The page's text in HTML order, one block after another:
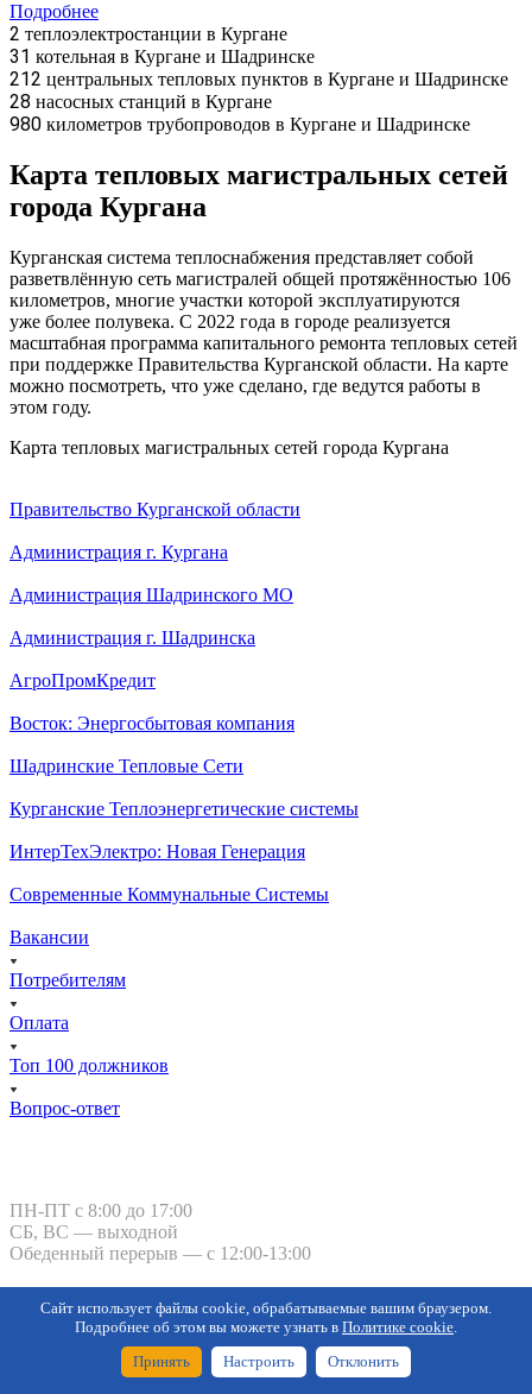
Подробнее
2 теплоэлектростанции в Кургане
31 котельная в Кургане и Шадринске
212 центральных тепловых пунктов в Кургане и Шадринске
28 насосных станций в Кургане
980 километров трубопроводов в Кургане и Шадринске
Карта тепловых магистральных сетей
города Кургана
Курганская система теплоснабжения представляет собой
разветвлённую сеть магистралей общей протяжённостью 106
километров, многие участки которой эксплуатируются
уже более полувека. С 2022 года в городе реализуется
масштабная программа капитального ремонта тепловых сетей
при поддержке Правительства Курганской области. На карте
можно посмотреть, что уже сделано, где ведутся работы в
этом году.
Карта тепловых магистральных сетей города Кургана
Правительство Курганской области
Администрация г. Кургана
Администрация Шадринского МО
Администрация г. Шадринска
АгроПромКредит
Восток: Энергосбытовая компания
Шадринские Тепловые Сети
Курганские Теплоэнергетические системы
ИнтерТехЭлектро: Новая Генерация
Современные Коммунальные Системы
Вакансии
Потребителям
Оплата
Топ 100 должников
Вопрос-ответ
ПН-ПТ с 8:00 до 17:00
СБ, ВС — выходной
Обеденный перерыв — с 12:00-13:00
kgk-kurgan@kgk-kurgan.ru
8 800 101-
диспетчерская
Сайт использует файлы cookie, обрабатываемые вашим браузером.
Подробнее об этом вы можете узнать в Политике cookie.
Принять Настроить Отклонить